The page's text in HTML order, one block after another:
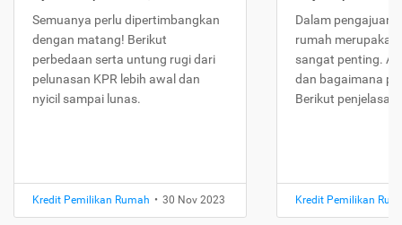
Semuanya perlu dipertimbangkan
dengan matang! Berikut
perbedaan serta untung rugi dari
pelunasan KPR lebih awal dan
nyicil sampai lunas.
Kredit Pemilikan Rumah • 30 Nov 2023
Dalam pengajuan
rumah
sangat penting.
dan bagaimana
Berikut
Kredit Pemilikan